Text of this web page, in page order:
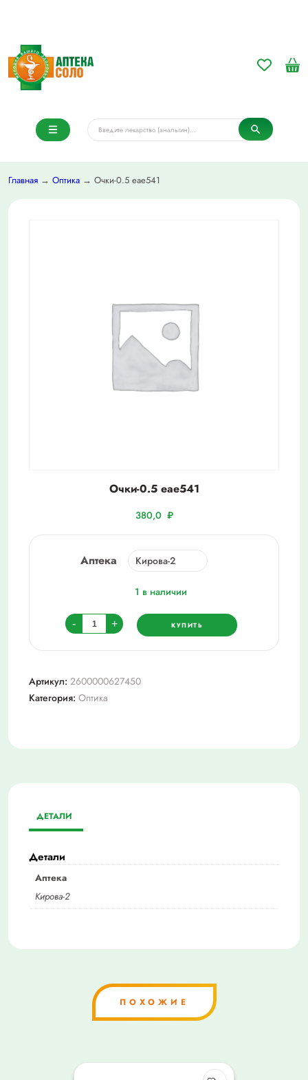
Главная → Оптика → Очки-0.5 eae541
Очки-0.5 eae541
380,0 ₽
Аптека
1 в наличии
-
Количество
товара
Очки-0.5
+ КУПИТЬ
Артикул: 2600000627450
Категория: Оптика
ДЕТАЛИ
Детали
Аптека
Кирова-2
ПОХОЖИЕ